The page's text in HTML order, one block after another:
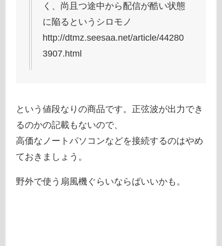
く、尚且つ途中から配信が酷い状態
に陥るというシロモノ
http://dtmz.seesaa.net/article/44280
3907.html
という値段なりの商品です。正弦波が出力でき
るのかの記載もないので、
高価なノートパソコンなどを接続するのはやめ
ておきましょう。
野外で使う扇風機ぐらいならばいいかも。